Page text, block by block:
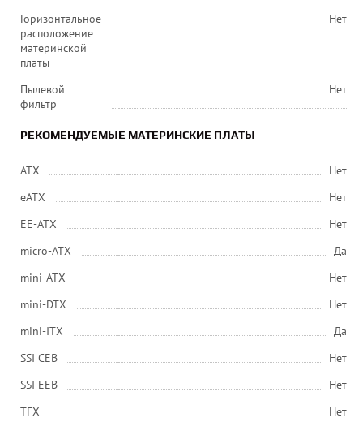
Горизонтальное
расположение
материнской
платы
Нет
Пылевой
фильтр
Нет
РЕКОМЕНДУЕМЫЕ МАТЕРИНСКИЕ ПЛАТЫ
ATX
Нет
eATX
Нет
EE-ATX
Нет
micro-ATX
Да
mini-ATX
Нет
mini-DTX
Нет
mini-ITX
Да
SSI CEB
Нет
SSI EEB
Нет
ТFХ
Нет